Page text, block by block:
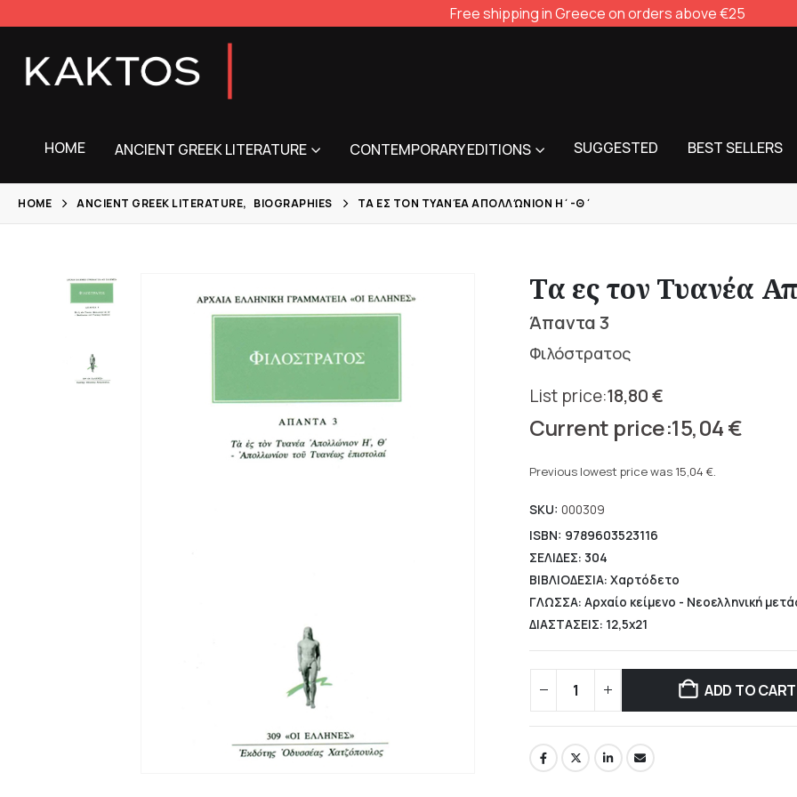
Free shipping in Greece on orders above €25
HOME ANCIENT GREEK LITERATURE CONTEMPORARY EDITIONS SUGGESTED BEST SELLERS
HOME ANCIENT GREEK LITERATURE, BIOGRAPHIES ΤΑ ΕΣ ΤΟΝ ΤΥΑΝΈΑ ΑΠΟΛΛΏΝΙΟΝ Η΄-Θ΄
Τα ες τον Τυανέα
Άπαντα 3
Φιλόστρατος
18,80€
Original
price
was:
18,80 €.
15,04€
price
15,04 €.
Previous lowest price was 15,04 €.
SKU: 000309
ISBN: 9789603523116
ΣΕΛΙΔΕΣ: 304
ΒΙΒΛΙΟΔΕΣΙΑ: Χαρτόδετο
ΓΛΩΣΣΑ: Αρχαίο κείμενο - Νεοελληνική
ΔΙΑΣΤΑΣΕΙΣ: 12,5x21
ADD TO CART